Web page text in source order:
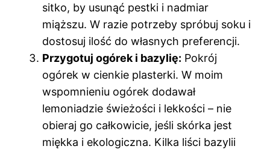
sitko, by usunąć pestki i nadmiar
miąższu. W razie potrzeby spróbuj soku i
dostosuj ilość do własnych preferencji.
Przygotuj ogórek i bazylię: Pokrój
ogórek w cienkie plasterki. W moim
wspomnieniu ogórek dodawał
lemoniadzie świeżości i lekkości – nie
obieraj go całkowicie, jeśli skórka jest
miękka i ekologiczna. Kilka liści bazylii